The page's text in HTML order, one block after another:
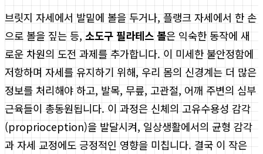
브릿지 자세에서 발밑에 볼을 두거나, 플랭크 자세에서 한 손
으로 볼을 짚는 등, 소도구 필라테스 볼은 익숙한 동작에 새
로운 차원의 도전 과제를 추가합니다. 이 미세한 불안정함에
저항하며 자세를 유지하기 위해, 우리 몸의 신경계는 더 많은
정보를 처리해야 하고, 발목, 무릎, 고관절, 어깨 주변의 심부
근육들이 총동원됩니다. 이 과정은 신체의 고유수용성 감각
(proprioception)을 발달시켜, 일상생활에서의 균형 감각
과 자세 교정에도 긍정적인 영향을 미칩니다. 결국 이 작은